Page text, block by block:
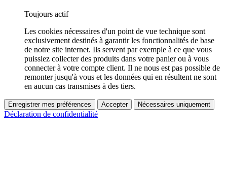
Toujours actif
Les cookies nécessaires d'un point de vue technique sont
exclusivement destinés à garantir les fonctionnalités de base
de notre site internet. Ils servent par exemple à ce que vous
puissiez collecter des produits dans votre panier ou à vous
connecter à votre compte client. Il ne nous est pas possible de
remonter jusqu'à vous et les données qui en résultent ne sont
en aucun cas transmises à des tiers.
Enregistrer mes préférences Accepter Nécessaires uniquement
Déclaration de confidentialité